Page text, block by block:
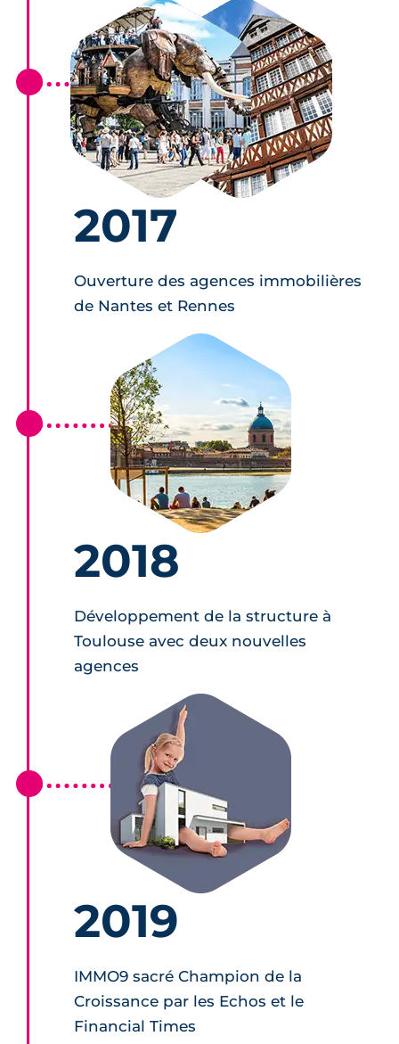
2017
Ouverture des agences immobilières
de Nantes et Rennes
2018
Développement de la structure à
Toulouse avec deux nouvelles
agences
2019
IMMO9 sacré Champion de la
Croissance par les Echos et le
Financial Times